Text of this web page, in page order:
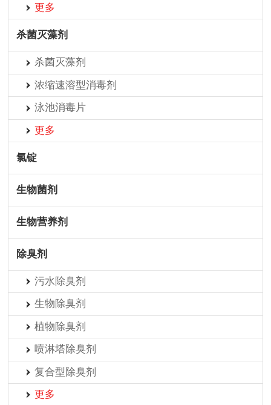
更多
杀菌灭藻剂
杀菌灭藻剂
浓缩速溶型消毒剂
泳池消毒片
更多
氯锭
生物菌剂
生物营养剂
除臭剂
污水除臭剂
生物除臭剂
植物除臭剂
喷淋塔除臭剂
复合型除臭剂
更多